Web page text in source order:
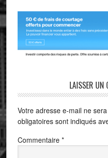
LAISSER UN
Votre adresse e-mail ne
obligatoires sont indiqués
Commentaire *